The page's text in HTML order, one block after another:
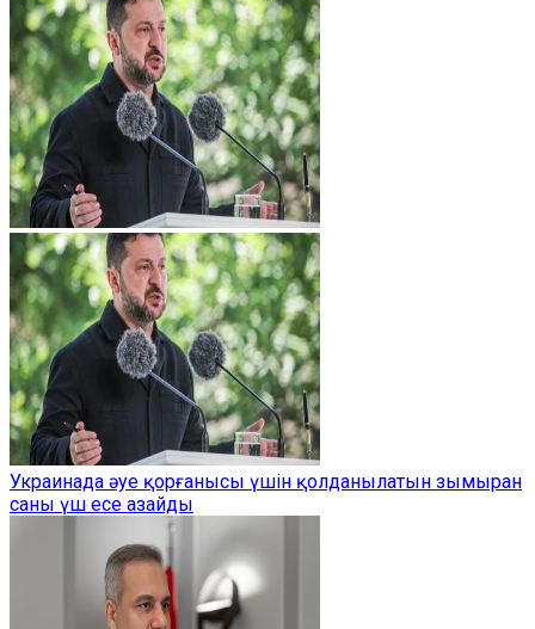
Украинада әуе қорғанысы үшін қолданылатын зымыран
саны үш есе азайды